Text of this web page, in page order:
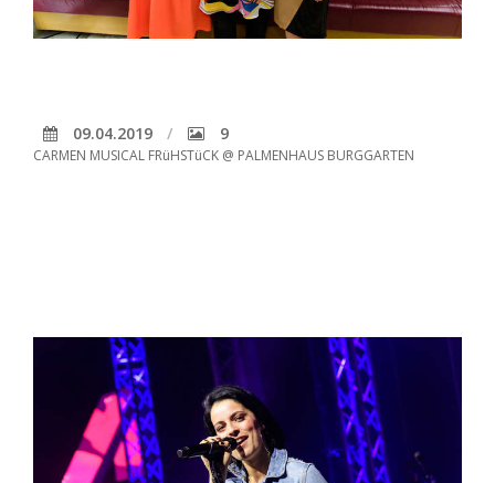
09.04.2019 9
CARMEN MUSICAL FRüHSTüCK @ PALMENHAUS BURGGARTEN